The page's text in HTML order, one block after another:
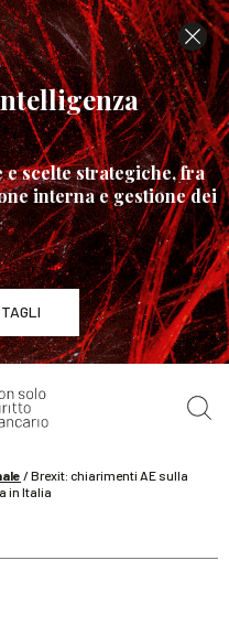
scelte strategiche, fra
interna e gestione dei
Artificiale
/Brexit: chiarimenti AE sulla
in Italia